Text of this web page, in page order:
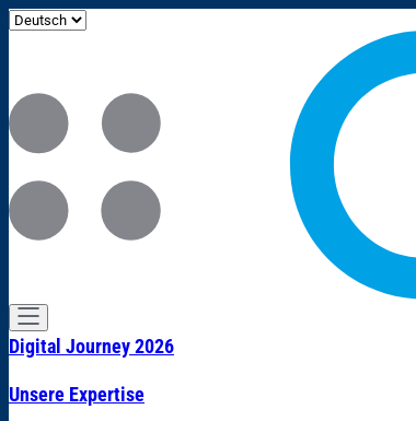
Digital Journey 2026
Unsere Expertise